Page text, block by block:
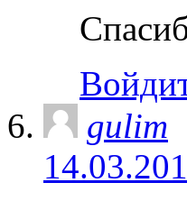
gulim